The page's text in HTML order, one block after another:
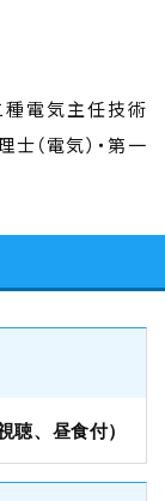
種電気主任技術
（電気）・第一
、昼食付）